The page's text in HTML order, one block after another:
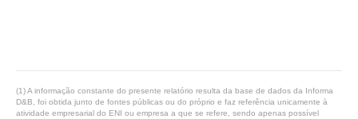
(1) A informação constante do presente relatório resulta da base de dados da Informa
D&B, foi obtida junto de fontes públicas ou do próprio e faz referência unicamente à
atividade empresarial do ENI ou empresa a que se refere, sendo apenas possível